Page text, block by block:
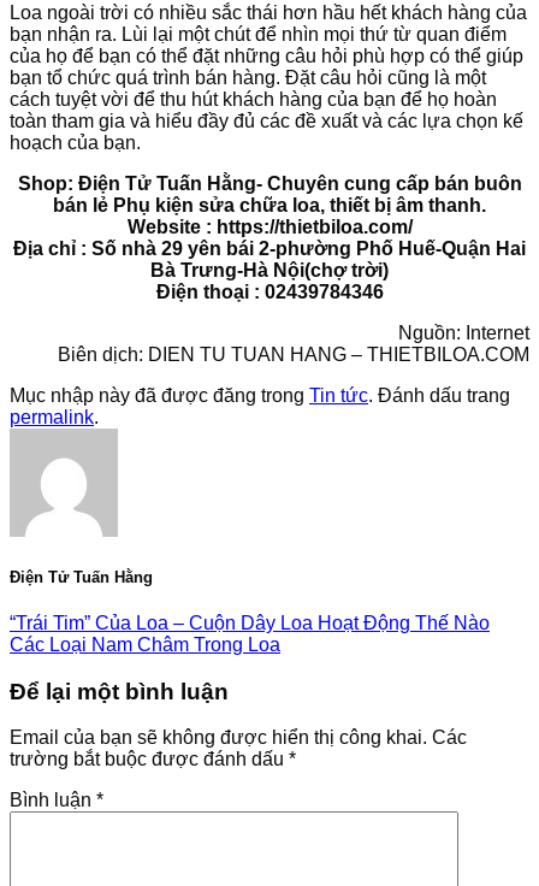
Loa ngoài trời có nhiều sắc thái hơn hầu hết khách hàng của
bạn nhận ra. Lùi lại một chút để nhìn mọi thứ từ quan điểm
của họ để bạn có thể đặt những câu hỏi phù hợp có thể giúp
bạn tổ chức quá trình bán hàng. Đặt câu hỏi cũng là một
cách tuyệt vời để thu hút khách hàng của bạn để họ hoàn
toàn tham gia và hiểu đầy đủ các đề xuất và các lựa chọn kế
hoạch của bạn.
Shop: Điện Tử Tuấn Hằng- Chuyên cung cấp bán buôn
bán lẻ Phụ kiện sửa chữa loa, thiết bị âm thanh.
Website : https://thietbiloa.com/
Địa chỉ : Số nhà 29 yên bái 2-phường Phố Huế-Quận Hai
Bà Trưng-Hà Nội(chợ trời)
Điện thoại : 02439784346
Nguồn: Internet
Biên dịch: DIEN TU TUAN HANG – THIETBILOA.COM
Mục nhập này đã được đăng trong Tin tức. Đánh dấu trang
permalink.
Điện Tử Tuấn Hằng
“Trái Tim” Của Loa – Cuộn Dây Loa Hoạt Động Thế Nào
Các Loại Nam Châm Trong Loa
Để lại một bình luận
Email của bạn sẽ không được hiển thị công khai. Các
trường bắt buộc được đánh dấu *
Bình luận *